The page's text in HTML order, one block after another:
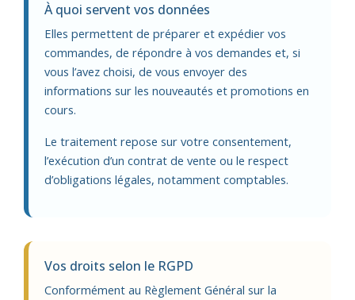
À quoi servent vos données
Elles permettent de préparer et expédier vos
commandes, de répondre à vos demandes et, si
vous l’avez choisi, de vous envoyer des
informations sur les nouveautés et promotions en
cours.
Le traitement repose sur votre consentement,
l’exécution d’un contrat de vente ou le respect
d’obligations légales, notamment comptables.
Vos droits selon le RGPD
Conformément au Règlement Général sur la